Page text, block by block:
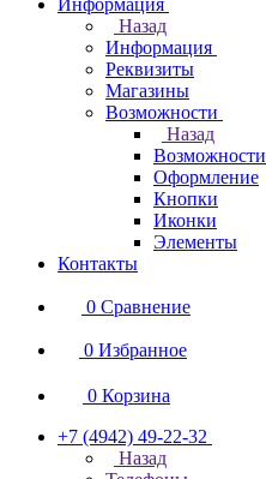
Информация
Назад
Информация
Реквизиты
Магазины
Возможности
Назад
Возможности
Оформление
Кнопки
Иконки
Элементы
Контакты
0 Сравнение
0 Избранное
0 Корзина
+7 (4942) 49-22-32
Назад